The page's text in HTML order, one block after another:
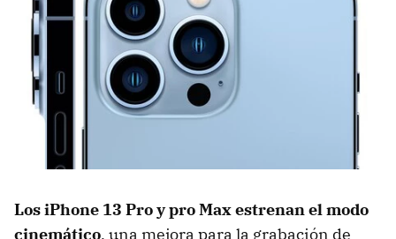
Los iPhone 13 Pro y pro Max estrenan el modo
cinemático, una mejora para la grabación de